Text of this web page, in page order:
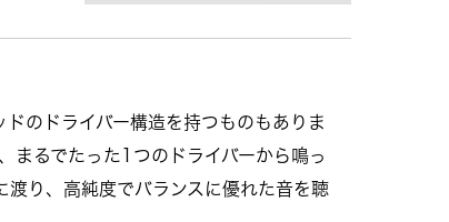
のドライバー構造を持つものもありま
まるでたった1つのドライバーから鳴っ
り、高純度でバランスに優れた音を聴